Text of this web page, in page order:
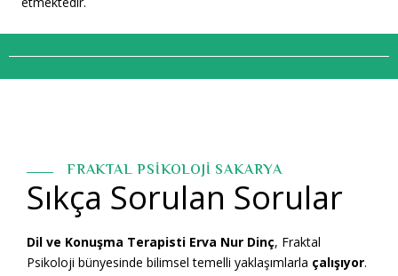
FRAKTAL PSİKOLOJİ SAKARYA
Sıkça Sorulan Sorular
Dil ve Konuşma Terapisti Erva Nur Dinç, Fraktal
Psikoloji bünyesinde bilimsel temelli yaklaşımlarla çalışıyor.